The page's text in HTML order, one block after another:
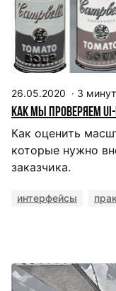
26.05.2020 · 3
Как мы проверяем
Как оценить
которые нужно
заказчика.
интерфейсы